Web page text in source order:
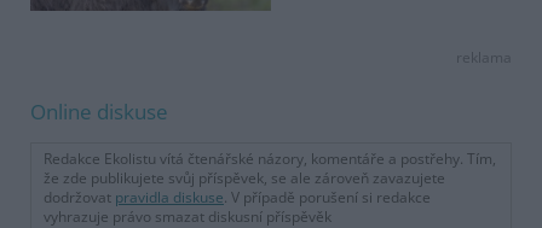
reklama
Online diskuse
Redakce Ekolistu vítá čtenářské názory, komentáře a postřehy. Tím,
že zde publikujete svůj příspěvek, se ale zároveň zavazujete
dodržovat pravidla diskuse. V případě porušení si redakce
vyhrazuje právo smazat diskusní příspěvěk